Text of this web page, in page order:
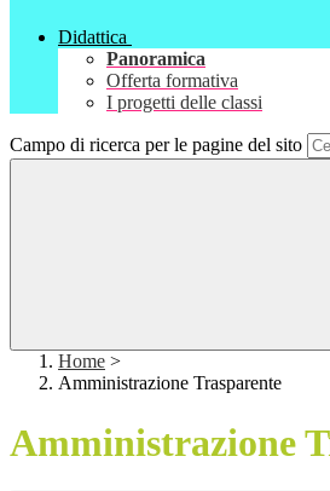
Didattica
Panoramica
Offerta formativa
I progetti delle classi
Campo di ricerca per le pagine del sito
Home >
Amministrazione Trasparente
Amministrazione